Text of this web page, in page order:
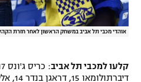
אוהדי מכבי תל אביב במשחק הראשון לאחר חזרת
קלעו למכבי תל אביב